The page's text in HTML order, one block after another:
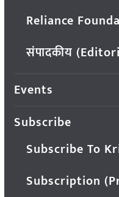
Reliance
संपादकीय
Events
Subscribe
Subscribe To
Subscription